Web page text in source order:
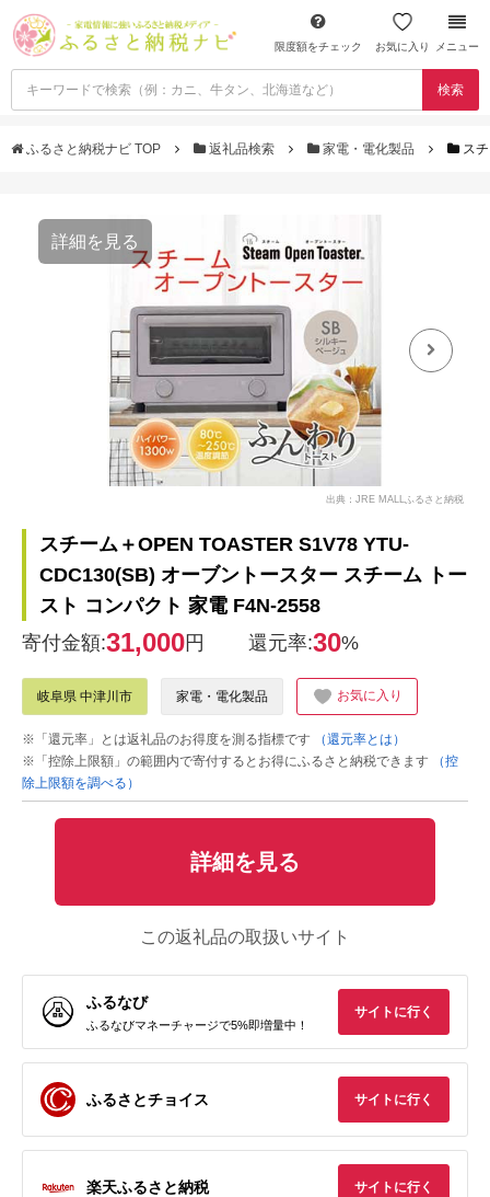
限度額をチェック お気に入り メニュー
検索
ふるさと納税ナビ TOP 返礼品検索 家電・電化製品 ス
詳細を見る
出典：JRE MALLふるさと納税
スチーム＋OPEN TOASTER S1V78 YTU-
CDC130(SB) オーブントースター スチーム トー
スト コンパクト 家電 F4N-2558
寄付金額:31,000円 還元率:30%
岐阜県 中津川市 家電・電化製品 お気に入り
※「還元率」とは返礼品のお得度を測る指標です
（還元率とは）
※「控除上限額」の範囲内で寄付するとお得にふるさと納税できます
（控
除上限額を調べる）
詳細を見る
この返礼品の取扱いサイト
ふるなび
ふるなびマネーチャージで5%即増量中！
サイトに行く
ふるさとチョイス サイトに行く
楽天ふるさと納税 サイトに行く